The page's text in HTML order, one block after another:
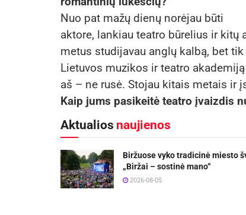
Nuo pat mažų dienų norėjau būti
aktore, lankiau teatro būrelius ir kitų
metus studijavau anglų kalbą, bet
Lietuvos muzikos ir teatro
aš – ne rusė. Stojau kitais metais ir
Kaip jums pasikeitė teatro įvaizdis
Aktualios naujienos
Biržuose vyko tradicinė miesto
„Biržai – sostinė mano“
2026-08-05